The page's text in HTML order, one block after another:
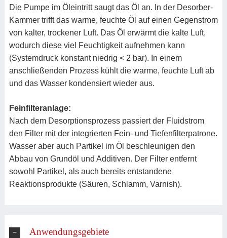
Die Pumpe im Öleintritt saugt das Öl an. In der Desorber-
Kammer trifft das warme, feuchte Öl auf einen Gegenstrom
von kalter, trockener Luft. Das Öl erwärmt die kalte Luft,
wodurch diese viel Feuchtigkeit aufnehmen kann
(Systemdruck konstant niedrig < 2 bar). In einem
anschließenden Prozess kühlt die warme, feuchte Luft ab
und das Wasser kondensiert wieder aus.
Feinfilteranlage:
Nach dem Desorptionsprozess passiert der Fluidstrom
den Filter mit der integrierten Fein- und Tiefenfilterpatrone.
Wasser aber auch Partikel im Öl beschleunigen den
Abbau von Grundöl und Additiven. Der Filter entfernt
sowohl Partikel, als auch bereits entstandene
Reaktionsprodukte (Säuren, Schlamm, Varnish).
Anwendungsgebiete